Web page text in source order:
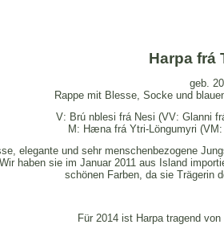
Harpa frá
geb.
Rappe mit Blesse, Socke und
V: Brú nblesi frá Nesi (VV: Glanni
M: Hæna frá Ytri-Löngumyri (VM:
elegante und sehr menschenbezogene
haben sie im Januar 2011 aus Island
schönen Farben, da sie Trägerin
Für 2014 ist Harpa tragend